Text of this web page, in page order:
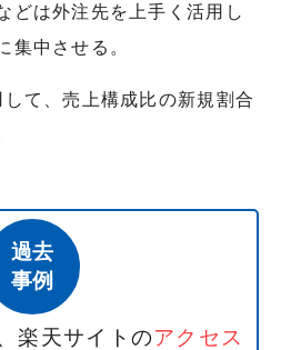
どは外注先を上手く活用し
集中させる。
て、売上構成比の新規割合
過去
事例
楽天サイトのアクセス